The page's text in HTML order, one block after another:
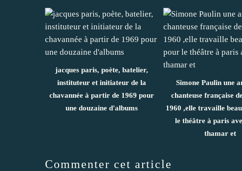
jacques paris, poète, batelier,
instituteur et initiateur de la
chavannée à partir de 1969 pour
une douzaine d'albums
Simone Paulin une
chanteuse française
1960 ,elle travaille
le théâtre à paris
thamar et
Commenter cet article